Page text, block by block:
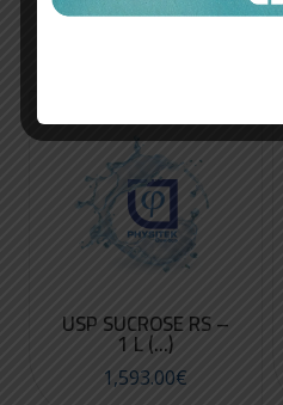
USP SUCROSE RS –
1 L (...)
1,593.00€